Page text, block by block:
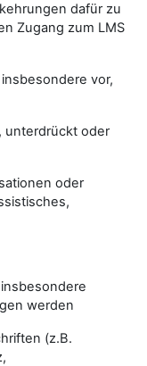
dafür zu
Zugang zum LMS
vor,
unterdrückt oder
oder
werden
(z.B.